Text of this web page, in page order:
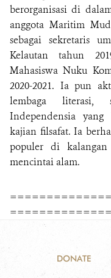
berorganisasi di
anggota Maritim
sebagai sekretaris
Kelautan tahun
Mahasiswa Nuku
2020-2021. Ia pun
lembaga literasi,
Independensia
kajian filsafat. Ia
populer di
mencintai alam.
DONATE